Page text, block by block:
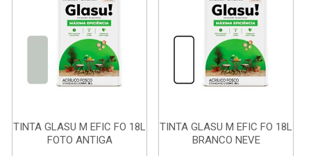
TINTA GLASU M EFIC FO 18L
FOTO ANTIGA
TINTA GLASU M EFIC FO 18L
BRANCO NEVE